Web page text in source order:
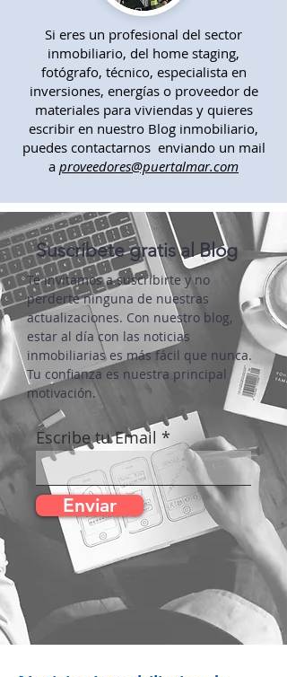
Si eres un profesional del sector
inmobiliario, del home staging,
fotógrafo, técnico, especialista en
inversiones, energías o proveedor de
materiales para viviendas y quieres
puedes contactarnos enviando un mail
aproveedores@puertalmar.com
Suscríbete gratis al Blog
Te invitamos a suscribirte y no
perderte ninguna de nuestras
actualizaciones. Con nuestro blog,
estar al día con las noticias
inmobiliarias es más fácil que nunca.
Tu confianza es nuestra principal
motivación.
Escribe tu Email
Enviar